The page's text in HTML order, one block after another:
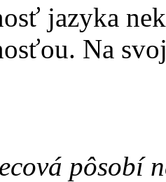
jazyka
Na
pôsobí